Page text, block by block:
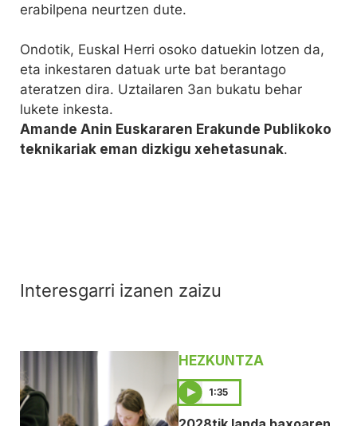
erabilpena neurtzen dute.
Ondotik, Euskal Herri osoko datuekin lotzen da,
eta inkestaren datuak urte bat berantago
ateratzen dira. Uztailaren 3an bukatu behar
lukete inkesta.
Amande Anin Euskararen Erakunde Publikoko
teknikariak eman dizkigu xehetasunak.
Interesgarri izanen zaizu
HEZKUNTZA
1:35